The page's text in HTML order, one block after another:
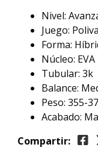
Nivel:
Juego:
Forma:
Núcleo: EVA
Tubular: 3k
Balance:
Peso: 355-
Acabado:
Compartir: